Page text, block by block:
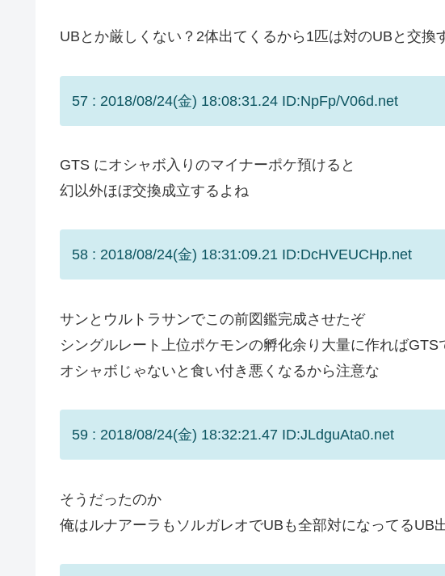
UBとか厳しくない？2体出てくるから1匹は対のUBと交換
57 : 2018/08/24(金) 18:08:31.24 ID:NpFp/V06d.net
GTS にオシャボ入りのマイナーポケ預けると
幻以外ほぼ交換成立するよね
58 : 2018/08/24(金) 18:31:09.21 ID:DcHVEUCHp.net
サンとウルトラサンでこの前図鑑完成させたぞ
シングルレート上位ポケモンの孵化余り大量に作ればGTS
オシャボじゃないと食い付き悪くなるから注意な
59 : 2018/08/24(金) 18:32:21.47 ID:JLdguAta0.net
そうだったのか
俺はルナアーラもソルガレオでUBも全部対になってるUB